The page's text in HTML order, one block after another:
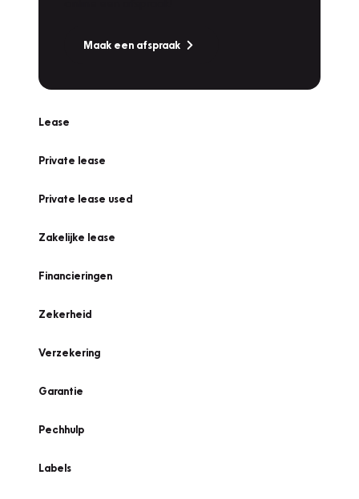
Maak een afspraak
Lease
Private lease
Private lease used
Zakelijke lease
Financieringen
Zekerheid
Verzekering
Garantie
Pechhulp
Labels